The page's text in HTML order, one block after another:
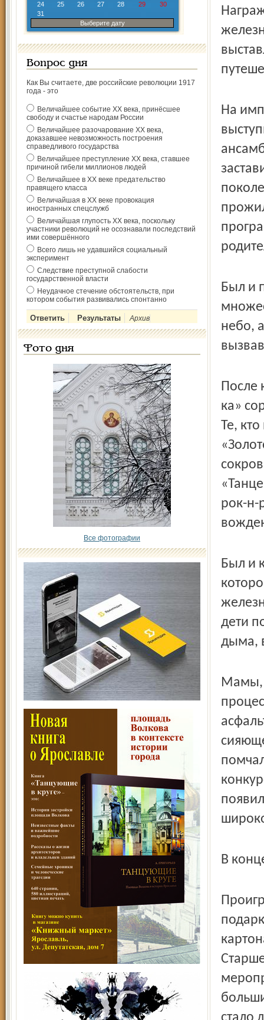
24
25 26 27 28 29
30
31
Выберите дату
Вопрос дня
Как Вы считаете, две российские революции 1917
года - это
Величайшее событие ХХ века, принёсшее
свободу и счастье народам России
Величайшее разочарование ХХ века,
доказавшее невозможность построения
справедливого государства
Величайшее преступление ХХ века, ставшее
причиной гибели миллионов людей
Величайшее в ХХ веке предательство
правящего класса
Величайшая в ХХ веке провокация
иностранных спецслужб
Величайшая глупость ХХ века, поскольку
участники революций не осознавали последствий
ими совершённого
Всего лишь не удавшийся социальный
эксперимент
Следствие преступной слабости
государственной власти
Неудачное стечение обстоятельств, при
котором события развивались спонтанно
Архив
Фото дня
Все фотографии
На
Был и
небо,
После
ка»
Те,
рок-н-
Был и
дети
дыма,
Мамы,
В